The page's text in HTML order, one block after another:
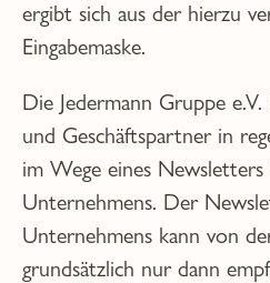
ergibt sich aus der hierzu
Eingabemaske.
Die Jedermann Gruppe
und Geschäftspartner in
im Wege eines
Unternehmens. Der
Unternehmens kann von
grundsätzlich nur dann